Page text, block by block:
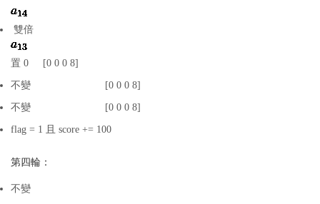
雙倍
置 0     [0 0 0 8]
不變                          [0 0 0 8]
不變                          [0 0 0 8]
flag = 1 且 score += 100
第四輪：
不變